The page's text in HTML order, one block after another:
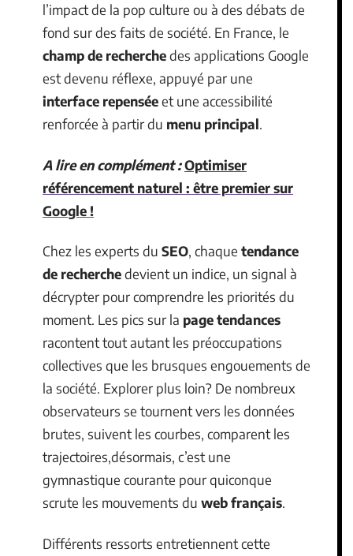
l’impact de la pop culture ou à des débats de
fond sur des faits de société. En France, le
champ de recherchedes applications Google
est devenu réflexe, appuyé par une
interface repenséeet une accessibilité
renforcée à partir du menu principal.
A lire en complément :Optimiser
référencement naturel : être premier sur
Google !
Chez les experts du SEO, chaque tendance
de recherchedevient un indice, un signal à
décrypter pour comprendre les priorités du
moment. Les pics sur la page tendances
racontent tout autant les préoccupations
collectives que les brusques engouements de
la société. Explorer plus loin? De nombreux
observateurs se tournent vers les données
brutes, suivent les courbes, comparent les
trajectoires,désormais, c’est une
gymnastique courante pour quiconque
scrute les mouvements du web français.
Différents ressorts entretiennent cette